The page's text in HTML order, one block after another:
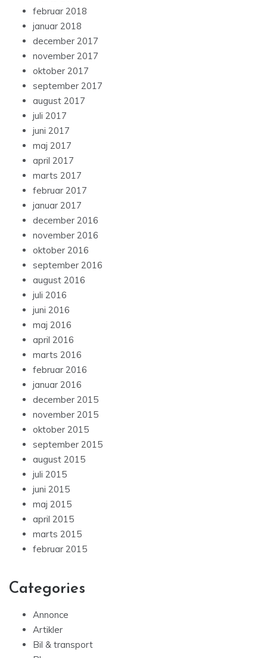
februar 2018
januar 2018
december 2017
november 2017
oktober 2017
september 2017
august 2017
juli 2017
juni 2017
maj 2017
april 2017
marts 2017
februar 2017
januar 2017
december 2016
november 2016
oktober 2016
september 2016
august 2016
juli 2016
juni 2016
maj 2016
april 2016
marts 2016
februar 2016
januar 2016
december 2015
november 2015
oktober 2015
september 2015
august 2015
juli 2015
juni 2015
maj 2015
april 2015
marts 2015
februar 2015
Categories
Annonce
Artikler
Bil & transport